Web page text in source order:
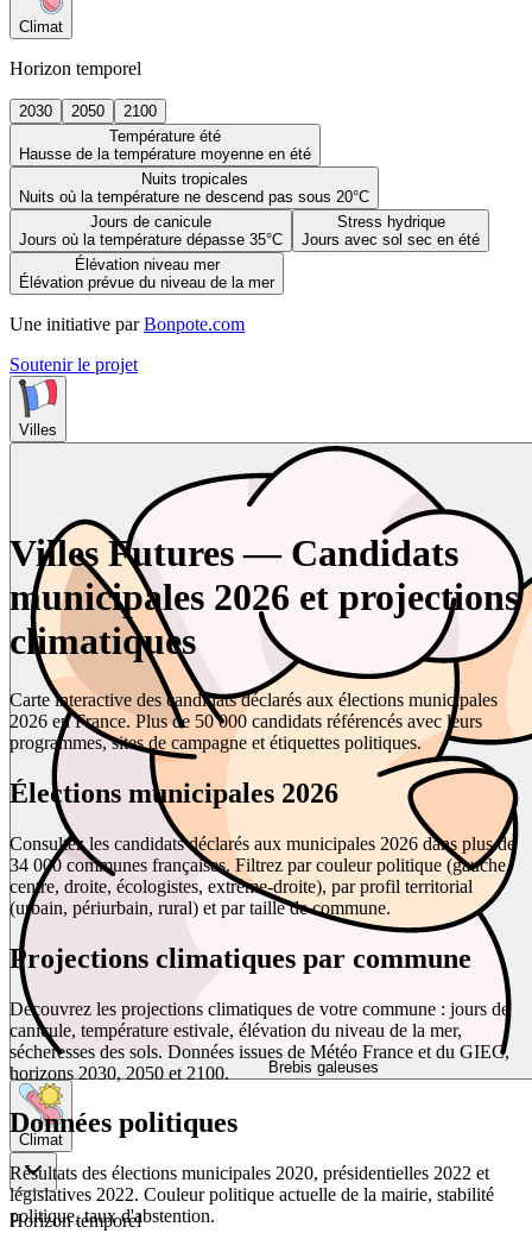
Climat
Horizon temporel
2030 2050
2100
Température été
Hausse de la température moyenne en été
Nuits tropicales
Nuits où la température ne descend pas sous 20°C
Jours de canicule
Jours où la température dépasse 35°C
Stress hydrique
Jours avec sol sec en été
Élévation niveau mer
Élévation prévue du niveau de la mer
Une initiative par Bonpote.com
Soutenir le projet
Villes
Brebis galeuses
Climat
Horizon temporel
Villes Futures — Candidats
municipales 2026 et projections
climatiques
Carte interactive des candidats déclarés aux élections municipales
2026 en France. Plus de 50 000 candidats référencés avec leurs
programmes, sites de campagne et étiquettes politiques.
Élections municipales 2026
Consultez les candidats déclarés aux municipales 2026 dans plus de
34 000 communes françaises. Filtrez par couleur politique (gauche,
centre, droite, écologistes, extrême-droite), par profil territorial
(urbain, périurbain, rural) et par taille de commune.
Projections climatiques par commune
Découvrez les projections climatiques de votre commune : jours de
canicule, température estivale, élévation du niveau de la mer,
sécheresses des sols. Données issues de Météo France et du GIEC,
horizons 2030, 2050 et 2100.
Données politiques
Résultats des élections municipales 2020, présidentielles 2022 et
législatives 2022. Couleur politique actuelle de la mairie, stabilité
politique, taux d'abstention.